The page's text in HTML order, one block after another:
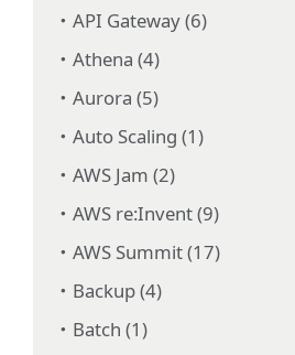
API Gateway (6)
Athena (4)
Aurora (5)
Auto Scaling (1)
AWS Jam (2)
AWS re:Invent (9)
AWS Summit (17)
Backup (4)
Batch (1)